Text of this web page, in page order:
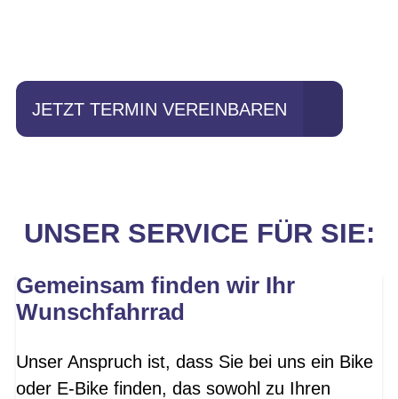
JETZT TERMIN VEREINBAREN
UNSER SERVICE FÜR SIE:
Gemeinsam finden wir Ihr
Wunschfahrrad
Unser Anspruch ist, dass Sie bei uns ein Bike
oder E-Bike finden, das sowohl zu Ihren